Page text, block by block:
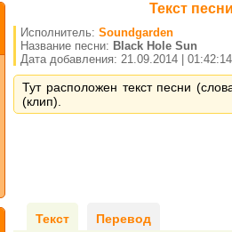
Текст
Исполнитель: Soundgarden
Название песни: Black Hole Sun
Дата добавления: 21.09.2014 | 01:42:14
Тут расположен текст песни
(клип).
Текст Перевод